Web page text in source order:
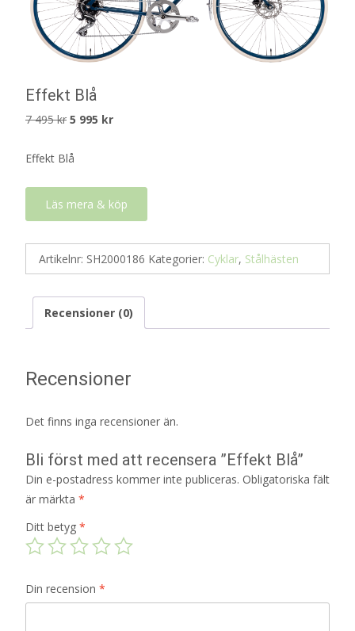
Effekt Blå
7 495kr Det
priset
495 kr.
5 995 krDet
5
995 kr.
Effekt Blå
Läs mera & köp
Artikelnr: SH2000186 Kategorier: Cyklar, Stålhästen
Recensioner (0)
Recensioner
Det finns inga recensioner än.
Bli först med att recensera ”Effekt Blå”
Din e-postadress kommer inte publiceras. Obligatoriska fält
är märkta *
Ditt betyg *
Din recension *